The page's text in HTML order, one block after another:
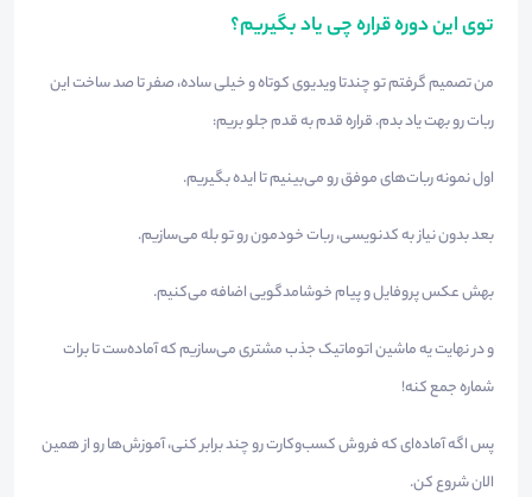
توی این دوره قراره چی یاد بگیریم؟
من تصمیم گرفتم تو چندتا ویدیوی کوتاه و خیلی ساده، صفر تا صد ساخت این
ربات رو بهت یاد بدم. قراره قدم به قدم جلو بریم:
اول نمونه ربات‌های موفق رو می‌بینیم تا ایده بگیریم.
بعد بدون نیاز به کدنویسی، ربات خودمون رو تو بله می‌سازیم.
بهش عکس پروفایل و پیام خوشامدگویی اضافه می‌کنیم.
و در نهایت یه ماشین اتوماتیک جذب مشتری می‌سازیم که آماده‌ست تا برات
شماره جمع کنه!
پس اگه آماده‌ای که فروش کسب‌وکارت رو چند برابر کنی، آموزش‌ها رو از همین
الان شروع کن.